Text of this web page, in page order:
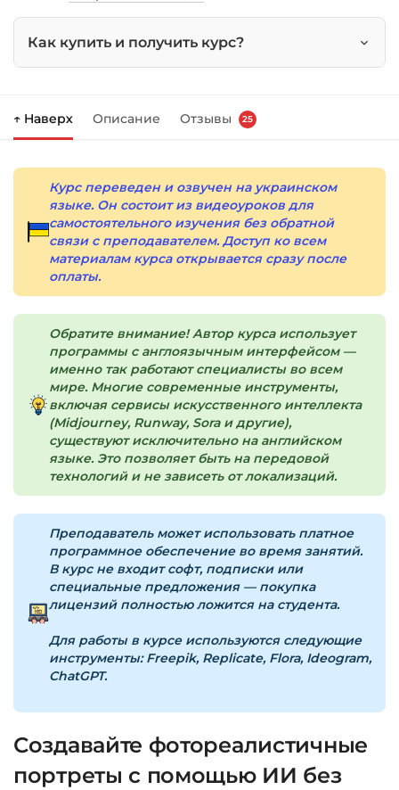
Как купить и получить курс?
Справа появится корзина — нажмите
Заполните все поля (почта и пароль).
Оплатите удобным способом (более 8
способов оплаты).
После оплаты появится страница
загрузкам». Нажмите её — и откроется
страница с курсами.
Дополнительно ссылка на курс придёт вам
на email.
Доступ к курсам: без ограничений по
времени.
Подробнее об оплате и безопасности — в
Вопросы?Пишите наinfo@siluette.com.uaили в
чат на сайте.
↑ Наверх Описание Отзывы 25
Курс переведен и озвучен на украинском
языке. Он состоит из видеоуроков для
самостоятельного изучения без обратной
связи с преподавателем. Доступ ко всем
материалам курса открывается сразу после
оплаты.
Обратите внимание! Автор курса использует
программы с англоязычным интерфейсом —
именно так работают специалисты во всем
мире. Многие современные инструменты,
включая сервисы искусственного интеллекта
(Midjourney, Runway, Sora и другие),
существуют исключительно на английском
языке. Это позволяет быть на передовой
технологий и не зависеть от локализаций.
Преподаватель может использовать платное
программное обеспечение во время занятий.
В курс не входит софт, подписки или
специальные предложения — покупка
лицензий полностью ложится на студента.
Для работы в курсе используются следующие
инструменты:Freepik, Replicate, Flora, Ideogram,
ChatGPT.
Создавайте фотореалистичные
портреты с помощью ИИ без